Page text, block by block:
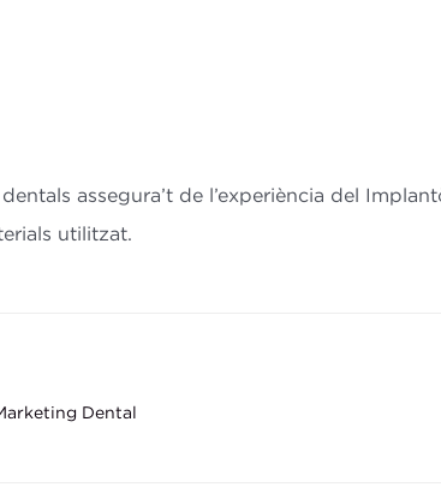
assegura’t de l’experiència del
utilitzat.
Dental